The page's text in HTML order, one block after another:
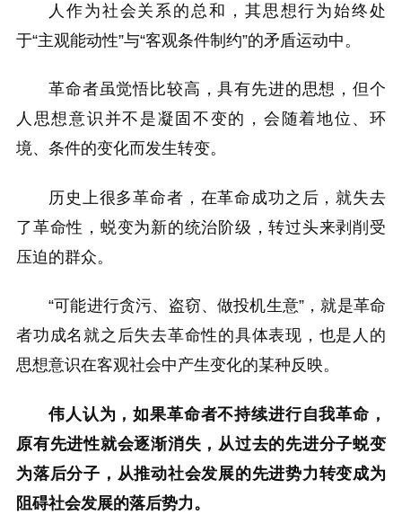
人作为社会关系的总和，其思想行为始终处
于“主观能动性”与“客观条件制约”的矛盾运动中。
革命者虽觉悟比较高，具有先进的思想，但个
人思想意识并不是凝固不变的，会随着地位、环
境、条件的变化而发生转变。
历史上很多革命者，在革命成功之后，就失去
了革命性，蜕变为新的统治阶级，转过头来剥削受
压迫的群众。
“可能进行贪污、盗窃、做投机生意”，就是革命
者功成名就之后失去革命性的具体表现，也是人的
思想意识在客观社会中产生变化的某种反映。
伟人认为，如果革命者不持续进行自我革命，
原有先进性就会逐渐消失，从过去的先进分子蜕变
为落后分子，从推动社会发展的先进势力转变成为
阻碍社会发展的落后势力。